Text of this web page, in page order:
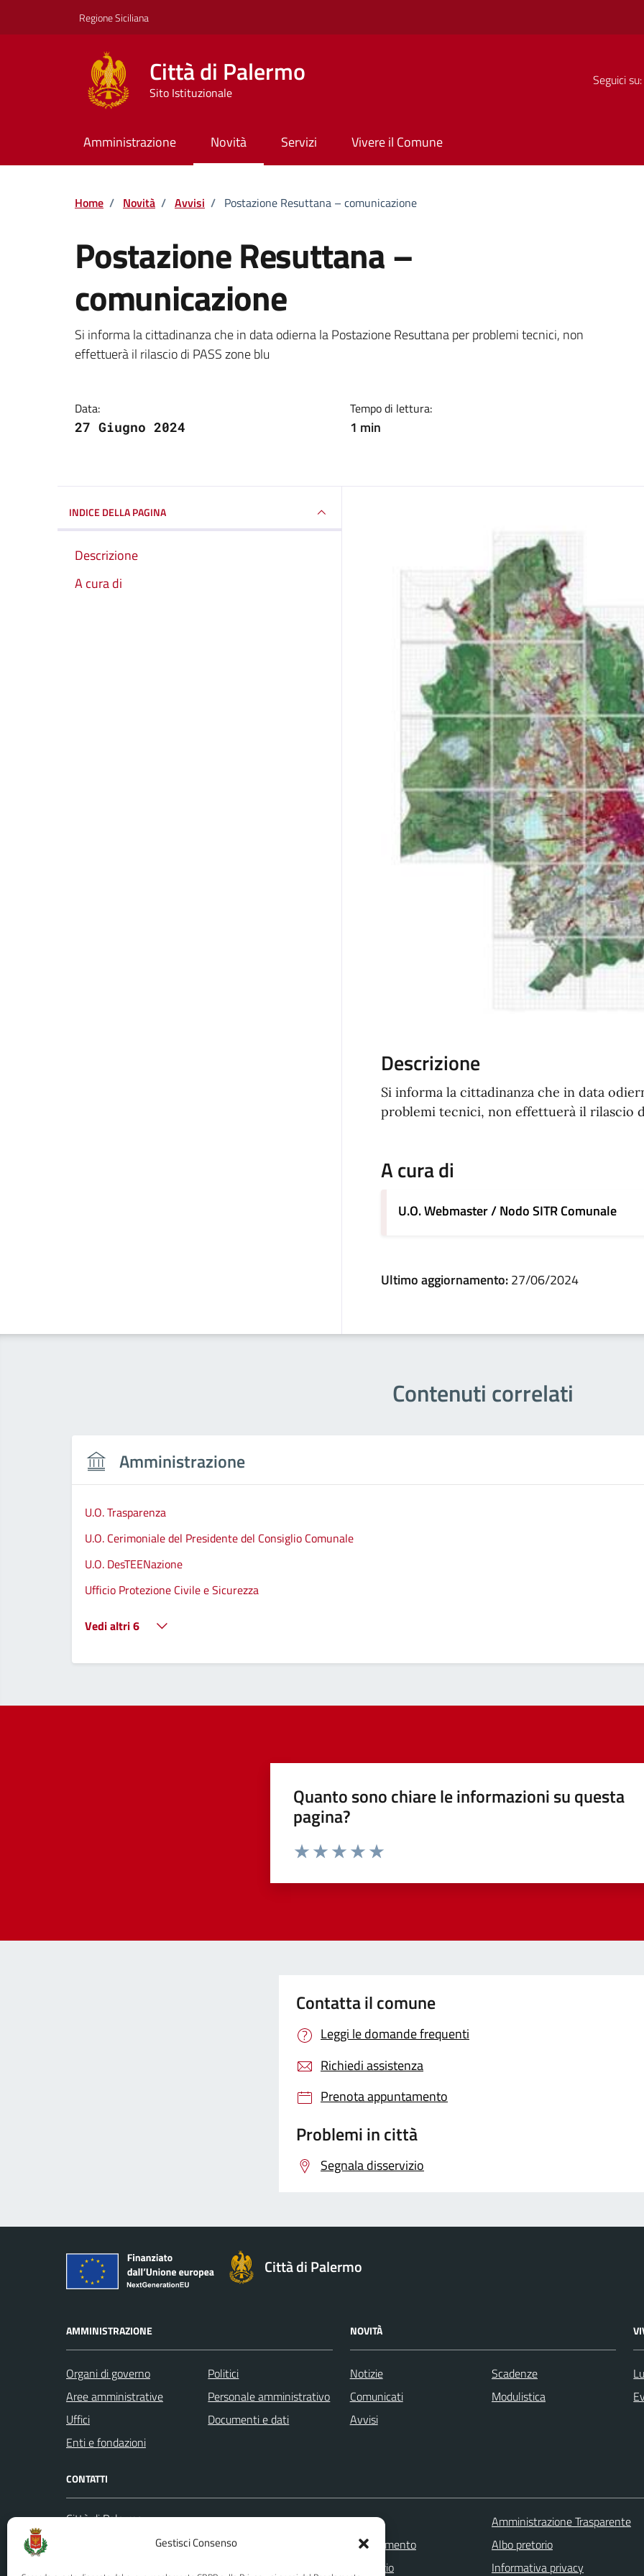
Gestisci Consenso
Regione Siciliana
Città di Palermo
Sito Istituzionale
Seguici su:
Amministrazione Novità Servizi Vivere il Comune
Home / Novità / Avvisi / Postazione Resuttana – comunicazione
Postazione Resuttana –
comunicazione
Dettagli della notizia
Si informa la cittadinanza che in data odierna la Postazione Resuttana per problemi tecnici, non
effettuerà il rilascio di PASS zone blu
Data:
27 Giugno 2024
Tempo di lettura:
1 min
INDICE DELLA PAGINA
Descrizione
A cura di
Descrizione
Si informa la cittadinanza che in data
problemi tecnici, non effettuerà il rilascio
A cura di
U.O. Webmaster / Nodo SITR Comunale
Ultimo aggiornamento:27/06/2024
Contenuti correlati
Amministrazione
U.O. Trasparenza
U.O. Cerimoniale del Presidente del Consiglio Comunale
U.O. DesTEENazione
Ufficio Protezione Civile e Sicurezza
Vedi altri 6
Quanto sono chiare le informazioni su questa
pagina?
Contatta il comune
Leggi le domande frequenti
Richiedi assistenza
Prenota appuntamento
Problemi in città
Segnala disservizio
Città di Palermo
AMMINISTRAZIONE
Organi di governo
Aree amministrative
Uffici
Enti e fondazioni
Politici
Personale amministrativo
Documenti e dati
NOVITÀ
Notizie
Comunicati
Avvisi
Scadenze
Modulistica
CONTATTI
Città di Palermo
Codice fiscale / P. IVA:80016350821
Leggi le FAQ
Prenotazione appuntamento
Segnalazione disservizio
Amministrazione Trasparente
Albo pretorio
Informativa privacy